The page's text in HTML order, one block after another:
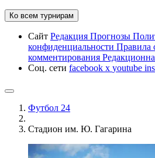
Ко всем турнирам
Сайт Редакция Прогнозы
конфиденциальности Правила
комментирования
Соц. сети facebook x youtube
Футбол 24
Стадион им. Ю. Гагарина